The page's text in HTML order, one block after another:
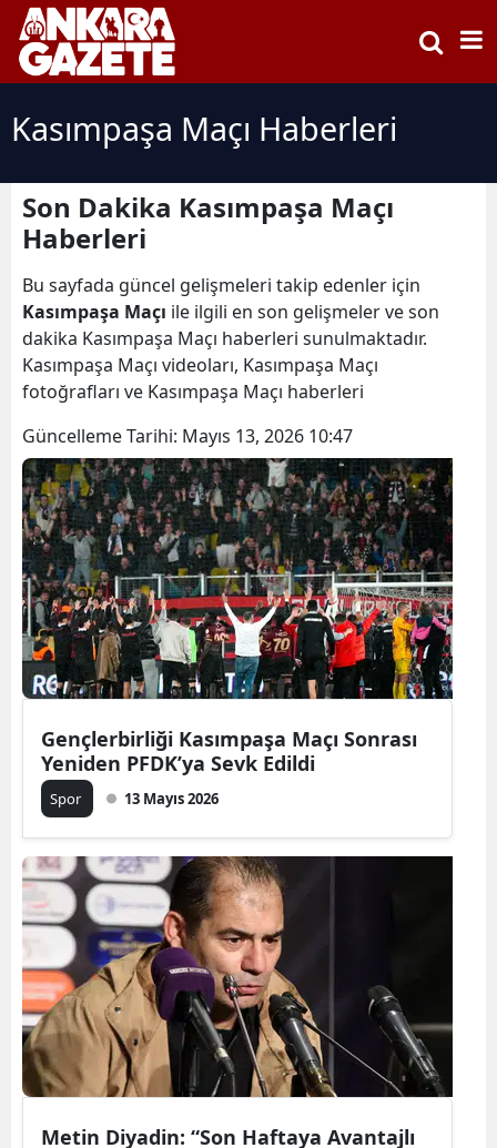
Kasımpaşa Maçı Haberleri
Son Dakika Kasımpaşa Maçı
Haberleri
Bu sayfada güncel gelişmeleri takip edenler için
Kasımpaşa Maçı ile ilgili en son gelişmeler ve son
dakika Kasımpaşa Maçı haberleri sunulmaktadır.
Kasımpaşa Maçı videoları, Kasımpaşa Maçı
fotoğrafları ve Kasımpaşa Maçı haberleri
Güncelleme Tarihi: Mayıs 13, 2026 10:47
Gençlerbirliği Kasımpaşa Maçı Sonrası
Yeniden PFDK’ya Sevk Edildi
Spor 13 Mayıs 2026
Metin Diyadin: “Son Haftaya Avantajlı